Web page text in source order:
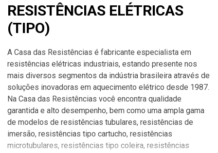
RESISTÊNCIAS ELÉTRICAS
(TIPO)
A Casa das Resistências é fabricante especialista em
resistências elétricas industriais, estando presente nos
mais diversos segmentos da indústria brasileira através de
soluções inovadoras em aquecimento elétrico desde 1987.
Na Casa das Resistências você encontra qualidade
garantida e alto desempenho, bem como uma ampla gama
de modelos de resistências tubulares, resistências de
imersão, resistências tipo cartucho, resistências
microtubulares, resistências tipo coleira, resistências